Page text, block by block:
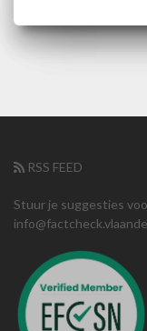
RSS FEED
Stuur je suggesties